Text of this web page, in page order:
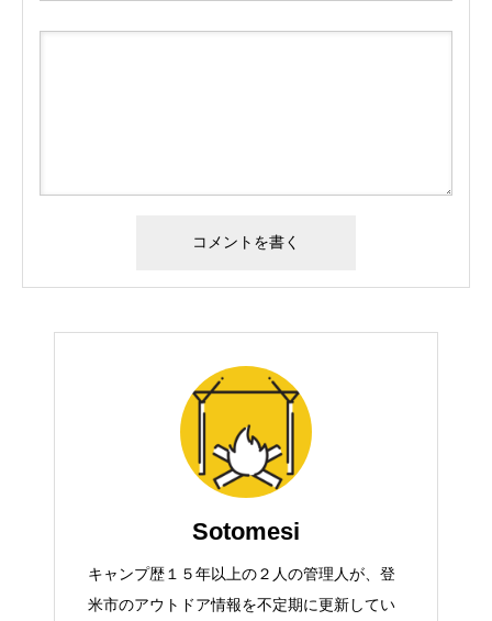
Sotomesi
キャンプ歴１５年以上の２人の管理人が、登
米市のアウトドア情報を不定期に更新してい